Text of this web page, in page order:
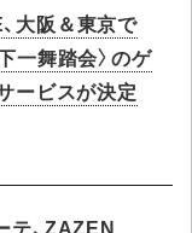
大阪＆東京で
一舞踏会〉のゲ
ービスが決定
テ、ZAZEN